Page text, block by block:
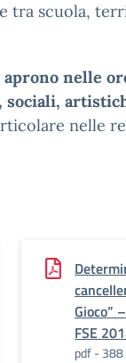
tra scuola,
aprono nelle
nelle
Gioco”
FSE
pdf - 388